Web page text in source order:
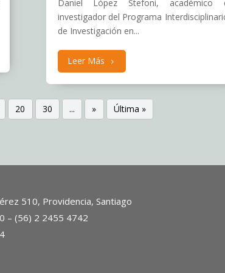
Daniel López Stefoni, académico
investigador del Programa
de Investigación en...
Leer Más
20 30 ... » Última »
510, Providencia, Santiago
– (56) 2 2455 4742